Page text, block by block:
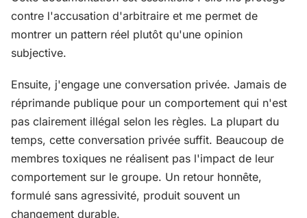
contre l'accusation d'arbitraire et me permet de
montrer un pattern réel plutôt qu'une opinion
subjective.
Ensuite, j'engage une conversation privée. Jamais de
réprimande publique pour un comportement qui n'est
pas clairement illégal selon les règles. La plupart du
temps, cette conversation privée suffit. Beaucoup de
membres toxiques ne réalisent pas l'impact de leur
comportement sur le groupe. Un retour honnête,
formulé sans agressivité, produit souvent un
changement durable.